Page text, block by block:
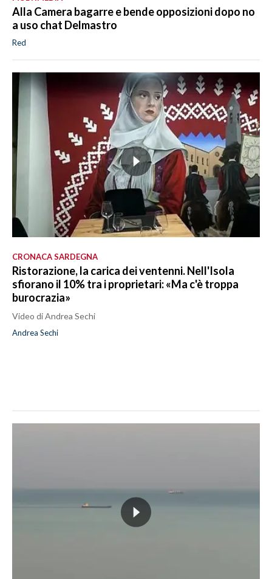
Alla Camera bagarre e bende opposizioni dopo no
a uso chat Delmastro
Red
CRONACA SARDEGNA
Ristorazione, la carica dei ventenni. Nell'Isola
sfiorano il 10% tra i proprietari: «Ma c'è troppa
burocrazia»
Video di Andrea Sechi
Andrea Sechi